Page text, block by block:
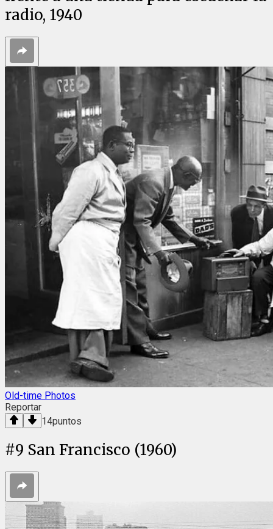
radio, 1940
Old-time Photos
Reportar
14puntos
#9 San Francisco (1960)